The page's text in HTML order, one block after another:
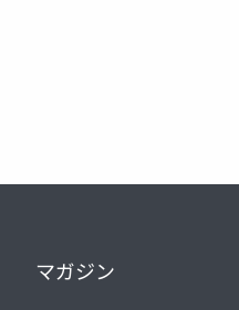
マガジン